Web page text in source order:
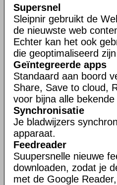
Supersnel
Sleipnir gebruikt de
de nieuwste web
Echter kan het ook
die geoptimaliseerd
Geïntegreerde apps
Standaard aan boord
Share, Save to cloud,
voor bijna alle
Synchronisatie
Je bladwijzers
apparaat.
Feedreader
Suupersnelle nieuwe
downloaden, zodat je
met de Google